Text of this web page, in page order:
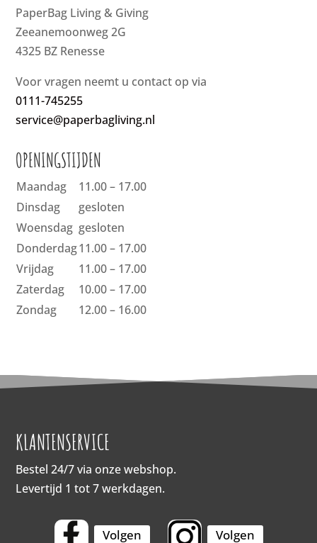
PaperBag Living & Giving
Zeeanemoonweg 2G
4325 BZ Renesse
Voor vragen neemt u contact op via
0111-745255
service@paperbagliving.nl
OPENINGSTIJDEN
Maandag
11.00 – 17.00
Dinsdag
gesloten
Woensdag gesloten
Donderdag11.00 – 17.00
Vrijdag
11.00 – 17.00
Zaterdag
10.00 – 17.00
Zondag
12.00 – 16.00
KLANTENSERVICE
Bestel 24/7 via onze webshop.
Levertijd 1 tot 7 werkdagen.
Volgen Volgen